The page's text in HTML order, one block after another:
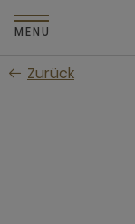
Zum
Hauptinhalt
MENU
Zurück